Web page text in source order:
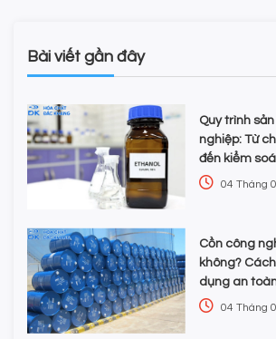
Bài viết gần đây
Quy trình
nghiệp: Từ
đến kiểm
chọn hóa chất
04 Tháng
Cồn công
không?
dụng an
nghiệp
04 Tháng